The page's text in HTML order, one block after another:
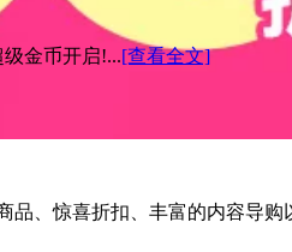
金币开启!...[查看全文]
品、惊喜折扣、丰富的内容导购